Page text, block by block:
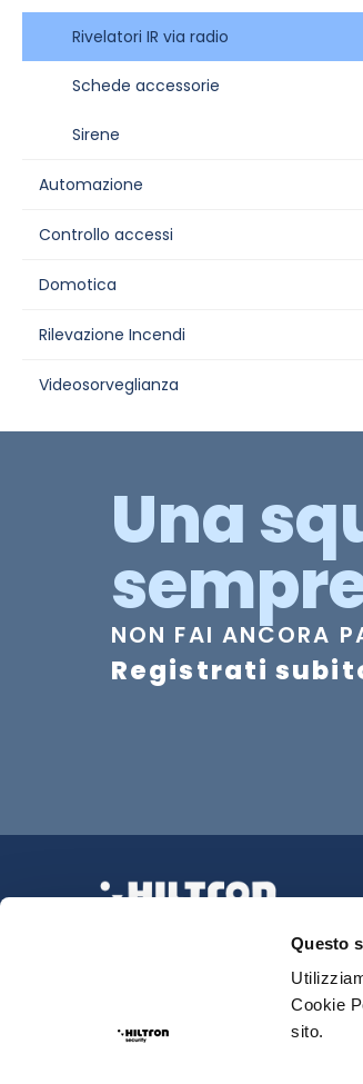
Questo
Cookie
sito.
Rivelatori IR via radio
Schede accessorie
Sirene
Automazione
Controllo accessi
Domotica
Rilevazione Incendi
Videosorveglianza
Una
NON FAI ANCORA
Registrati
La tua Sicurezza Made in Italy